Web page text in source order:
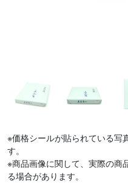
※価格シールが貼られている写
す。
※商品画像に関して、実際の商
る場合があります。